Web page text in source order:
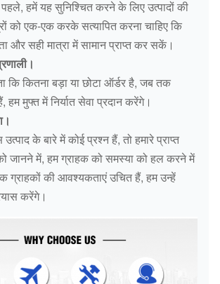
हमें यह सुनिश्चित करने के लिए उत्पादों की
को एक-एक करके सत्यापित करना चाहिए कि
और सही मात्रा में सामान प्राप्त कर सकें।
कि कितना बड़ा या छोटा ऑर्डर है, जब तक
हम मुफ्त में निर्यात सेवा प्रदान करेंगे।
के बारे में कोई प्रश्न हैं, तो हमारे प्राप्त
जानने में, हम ग्राहक को समस्या को हल करने में
की आवश्यकताएं उचित हैं, हम उन्हें
करेंगे।